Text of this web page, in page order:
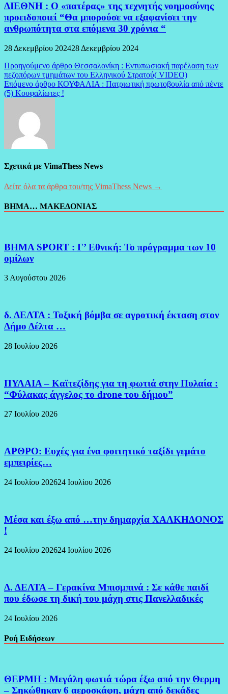
ΔΙΕΘΝΗ : Ο «πατέρας» της τεχνητής νοημοσύνης
προειδοποιεί “Θα μπορούσε να εξαφανίσει την
ανθρωπότητα στα επόμενα 30 χρόνια “
28 Δεκεμβρίου 202428 Δεκεμβρίου 2024
Πλοήγηση
άρθρων
Προηγούμενο άρθρο Θεσσαλονίκη : Εντυπωσιακή παρέλαση των
πεζοπόρων τμημάτων του Ελληνικού Στρατού( VIDEO)
Επόμενο άρθρο ΚΟΥΦΑΛΙΑ : Πατριωτική πρωτοβουλία από πέντε
(5) Κουφαλίωτες !
Σχετικά με VimaThess News
Δείτε όλα τα άρθρα του/της VimaThess News →
ΒΗΜΑ… ΜΑΚΕΔΟΝΙΑΣ
BHMA SPORT : Γ’ Εθνική: Το πρόγραμμα των 10
ομίλων
3 Αυγούστου 2026
δ. ΔΕΛΤΑ : Τοξική βόμβα σε αγροτική έκταση στον
Δήμο Δέλτα …
28 Ιουλίου 2026
ΠΥΛΑΙΑ – Καϊτεζίδης για τη φωτιά στην Πυλαία :
“Φύλακας άγγελος το drone του δήμου”
27 Ιουλίου 2026
ΑΡΘΡΟ: Ευχές για ένα φοιτητικό ταξίδι γεμάτο
εμπειρίες…
24 Ιουλίου 202624 Ιουλίου 2026
Μέσα και έξω από …την δημαρχία ΧΑΛΚΗΔΟΝΟΣ
!
24 Ιουλίου 202624 Ιουλίου 2026
Δ. ΔΕΛΤΑ – Γερακίνα Μπισμπινά : Σε κάθε παιδί
που έδωσε τη δική του μάχη στις Πανελλαδικές
24 Ιουλίου 2026
Ροή Ειδήσεων
ΘΕΡΜΗ : Μεγάλη φωτιά τώρα έξω από την Θερμη
– Σηκώθηκαν 6 αεροσκάφη, μάχη από δεκάδες